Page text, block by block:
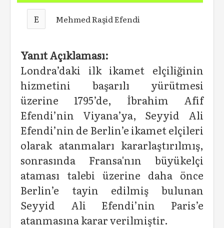
E Mehmed Raşid Efendi
Yanıt Açıklaması:
Londra’daki ilk ikamet elçiliğinin
hizmetini başarılı yürütmesi
üzerine 1795’de, İbrahim Afif
Efendi’nin Viyana’ya, Seyyid Ali
Efendi’nin de Berlin’e ikamet elçileri
olarak atanmaları kararlaştırılmış,
sonrasında Fransa'nın büyükelçi
ataması talebi üzerine daha önce
Berlin’e tayin edilmiş bulunan
Seyyid Ali Efendi’nin Paris’e
atanmasına karar verilmiştir.